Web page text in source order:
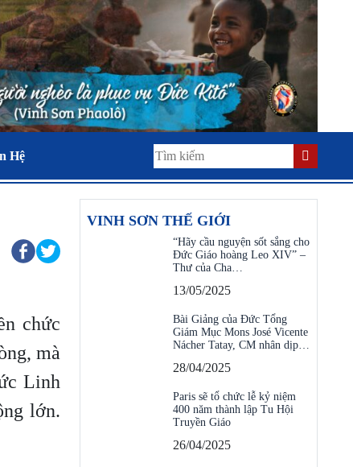
Hệ
chức
mà
Linh
lớn.
VINH SƠN THẾ GIỚI
“Hãy cầu nguyện sốt sắng cho
Đức Giáo hoàng Leo XIV” –
Thư của Cha…
13/05/2025
Bài Giảng của Đức Tổng
Giám Mục Mons José Vicente
Nácher Tatay, CM nhân dịp…
28/04/2025
Paris sẽ tổ chức lễ kỷ niệm
400 năm thành lập Tu Hội
Truyền Giáo
26/04/2025